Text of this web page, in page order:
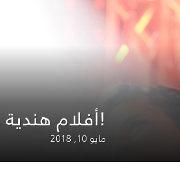
أفلام هندية جديدة ستعشقها حتماً!
مايو 10, 2018